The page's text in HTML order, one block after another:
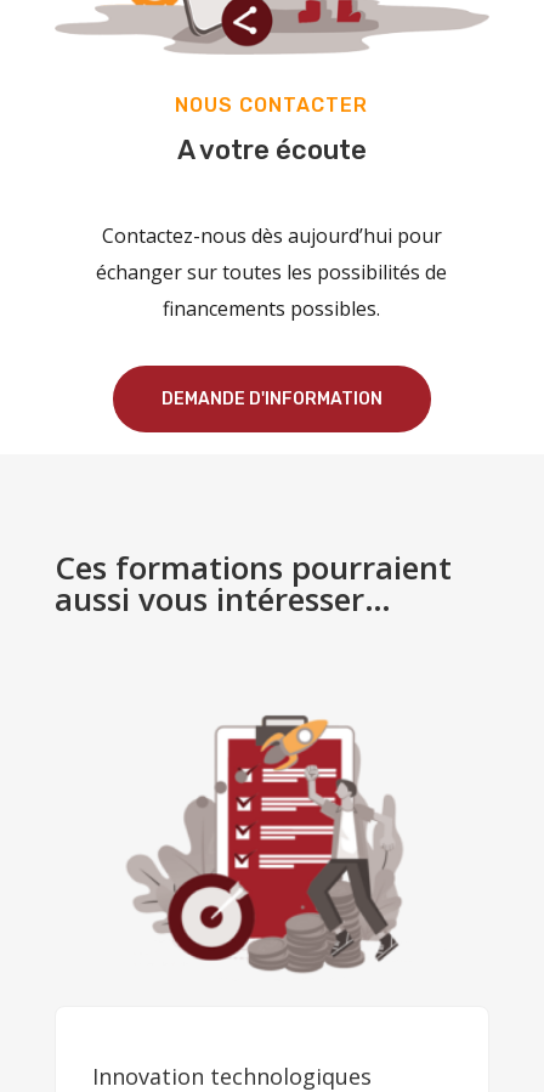
NOUS CONTACTER
A votre écoute
Contactez-nous dès aujourd’hui pour
échanger sur toutes les possibilités de
financements possibles.
DEMANDE D'INFORMATION
Ces formations pourraient
aussi vous intéresser…
Innovation technologiques